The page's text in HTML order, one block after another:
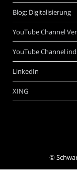
Blog: Digitalisierung
YouTube Channel
YouTube Channel
LinkedIn
XING
©